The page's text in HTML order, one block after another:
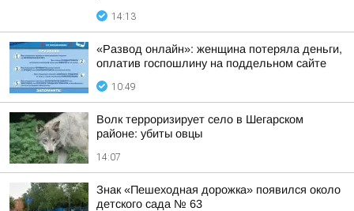
14:13
«Развод онлайн»: женщина потеряла деньги,
оплатив госпошлину на поддельном сайте
10:49
Волк терроризирует село в Шегарском
районе: убиты овцы
14:07
Знак «Пешеходная дорожка» появился около
детского сада № 63